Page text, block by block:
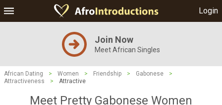
Login
Join Now
Meet African Singles
African Dating > Women > Friendship > Gabonese
>
Attractiveness
> Attractive
Meet Pretty Gabonese Women